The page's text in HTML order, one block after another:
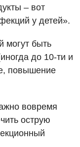
– вот
у детей».
могут быть
до 10-ти и
повышение
вовремя
острую